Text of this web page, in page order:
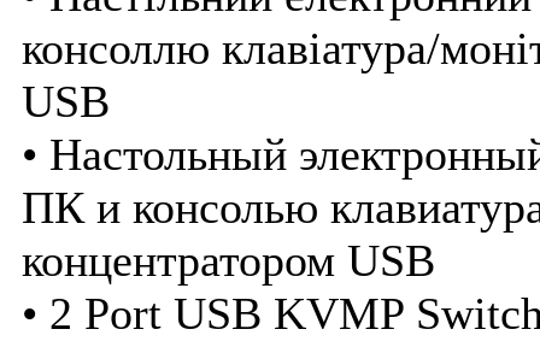
консоллю клавіатура/
USB
• Настольный
ПК и консолью
концентратором USB
• 2 Port USB KVMP